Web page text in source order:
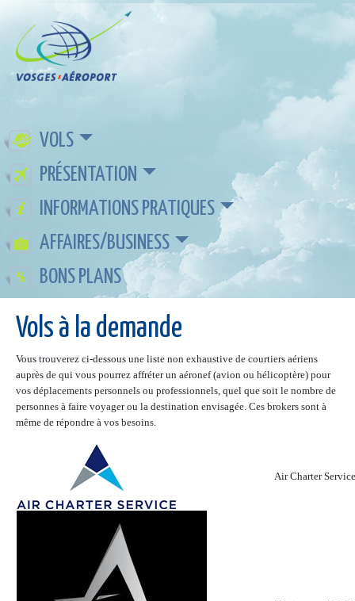
VOLS
PRÉSENTATION
INFORMATIONS PRATIQUES
AFFAIRES/BUSINESS
BONS PLANS
Vols à la demande
Vous trouverez ci-dessous une liste non exhaustive de courtiers aériens
auprès de qui vous pourrez affréter un aéronef (avion ou hélicoptère) pour
vos déplacements personnels ou professionnels, quel que soit le nombre de
personnes à faire voyager ou la destination envisagée. Ces brokers sont à
même de répondre à vos besoins.
Air Charter